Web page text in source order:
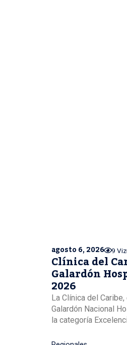
agosto 6, 2026 9
Clínica del
Galardón
2026
La Clínica del
Galardón Nacional
la categoría